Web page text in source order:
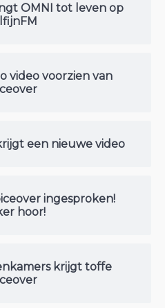
OMNI tot leven op
video voorzien van
een nieuwe video
ingesproken!
hoor!
krijgt toffe